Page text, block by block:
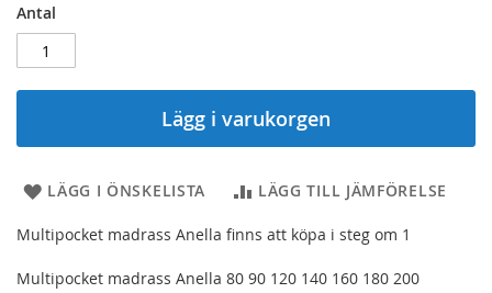
Antal
Lägg i varukorgen
LÄGG I ÖNSKELISTA LÄGG TILL JÄMFÖRELSE
Multipocket madrass Anella finns att köpa i steg om 1
Multipocket madrass Anella 80 90 120 140 160 180 200